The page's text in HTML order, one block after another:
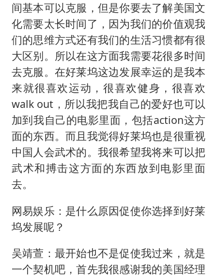
间基本可以克服，但是你要去了解美国文
化需要太长时间了，因为我们的价值观我
们的思维方式还有我们的生活习惯都有很
大区别。所以在这方面我需要花很多时间
去克服。在好莱坞这边发展幸运的是我本
来就很喜欢运动，很喜欢健身，很喜欢
walk out，所以我把我自己的爱好也可以
加到我自己的电影里面，包括action这方
面的东西。而且我觉得好莱坞也是很重视
中国人会武术的。我很希望我将来可以把
武术和搏击这方面的东西放到电影里面
去。
网易娱乐：是什么原因促使你选择到好莱
坞发展呢？
吴靖萱：最开始也不是促使我过来，就是
一个契机吧，首先我很感谢我的美国经理